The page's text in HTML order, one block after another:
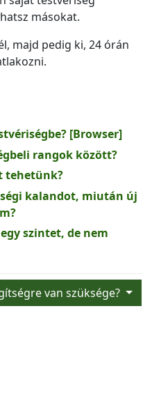
másokat.
majd pedig ki, 24 órán
[Browser]
rangok között?
tehetünk?
kalandot, miután új
szintet, de nem
van szüksége?